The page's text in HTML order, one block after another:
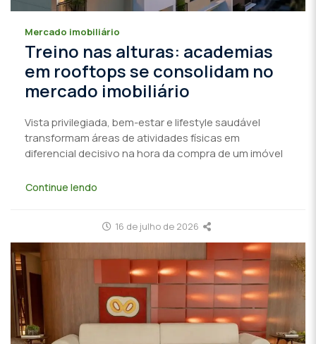
Mercado imobiliário
Treino nas alturas: academias
em rooftops se consolidam no
mercado imobiliário
Vista privilegiada, bem-estar e lifestyle saudável
transformam áreas de atividades físicas em
diferencial decisivo na hora da compra de um imóvel
Continue lendo
16 de julho de 2026